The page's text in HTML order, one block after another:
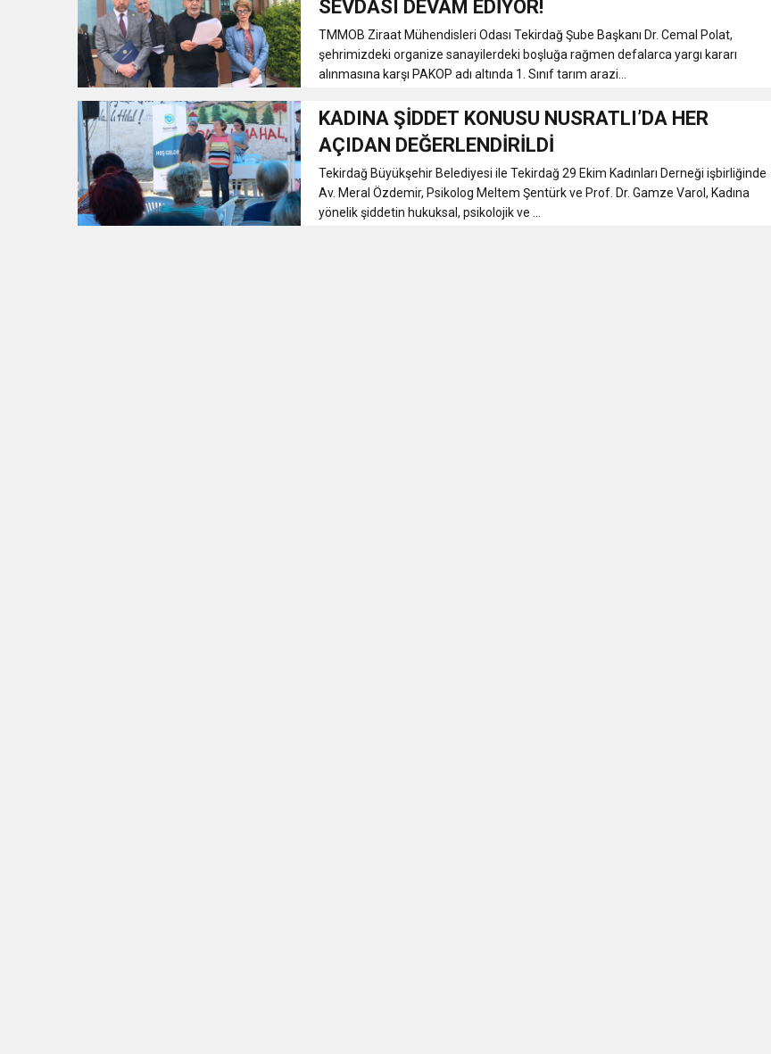
18:43 SELCAN TAŞÇI: “24 TEMMUZ BASININ BAYRAMI DEĞİL, MÜCADELE GÜNÜDÜR”
15:35 ÇERKEZKÖY’ÜN CAN DAMARINDA “CANDAN” DEĞİŞİM
12:32 YENİDEN REFAH PARTİSİ’NDE İKİ İLÇEYE İKİ YENİ BAŞKAN ATANDI
17:43 6. GELENEKSEL KEŞKEK ŞENLİĞİNDE MUHTEŞEM FİNAL
SEVDASI DEVAM EDİYOR!
TMMOB Ziraat Mühendisleri Odası Tekirdağ Şube Başkanı Dr. Cemal Polat,
şehrimizdeki organize sanayilerdeki boşluğa rağmen defalarca yargı kararı
alınmasına karşı PAKOP adı altında 1. Sınıf tarım arazi...
KADINA ŞİDDET KONUSU NUSRATLI’DA HER
AÇIDAN DEĞERLENDİRİLDİ
Tekirdağ Büyükşehir Belediyesi ile Tekirdağ 29 Ekim Kadınları Derneği işbirliğinde
Av. Meral Özdemir, Psikolog Meltem Şentürk ve Prof. Dr. Gamze Varol, Kadına
yönelik şiddetin hukuksal, psikolojik ve ...